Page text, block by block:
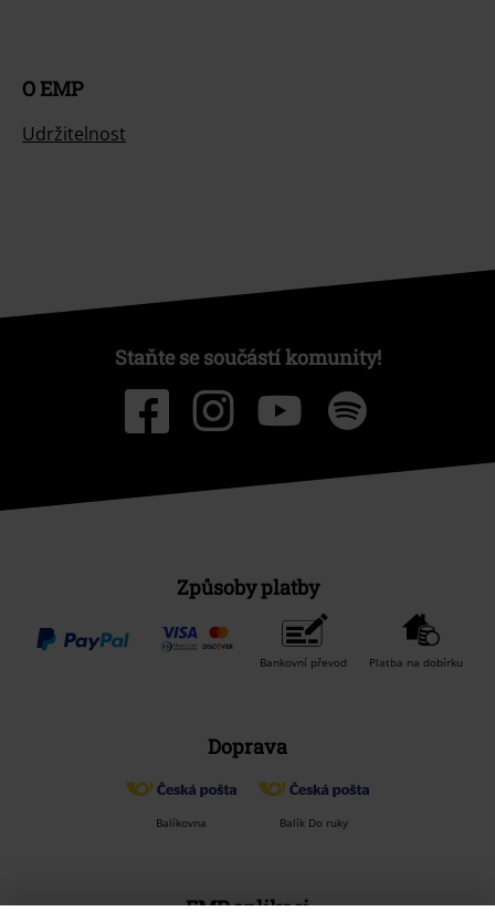
O EMP
Udržitelnost
Staňte se součástí komunity!
Způsoby platby
Bankovní převod Platba na dobírku
Doprava
Balíkovna Balík Do ruky
EMP aplikaci